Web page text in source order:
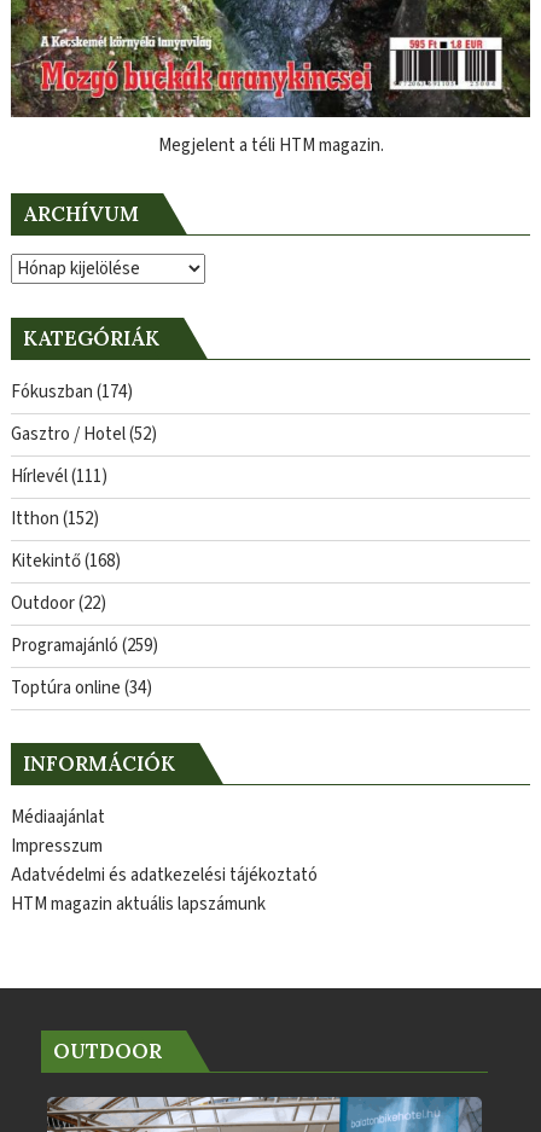
Megjelent a téli HTM magazin.
ARCHÍVUM
Archívum
KATEGÓRIÁK
Fókuszban(174)
Gasztro / Hotel(52)
Hírlevél(111)
Itthon(152)
Kitekintő(168)
Outdoor(22)
Programajánló(259)
Toptúra online(34)
INFORMÁCIÓK
Médiaajánlat
Impresszum
Adatvédelmi és adatkezelési tájékoztató
HTM magazin aktuális lapszámunk
OUTDOOR